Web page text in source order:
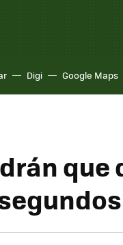
Digi Google Maps
que